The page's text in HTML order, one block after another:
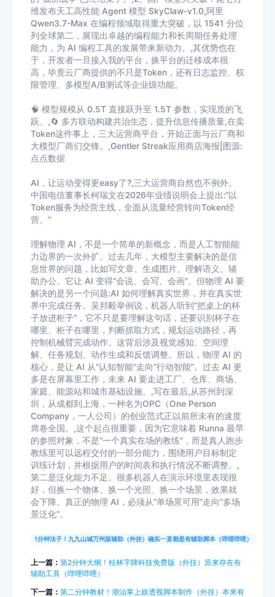
维发布天工高性能 Agent 模型 SkyClaw-v1.0,阿里
Qwen3.7-Max 在编程领域取得重大突破，以 1541 分位
列全球第二，展现出卓越的编程能力和长周期任务处理
能力，为 AI 编程工具的发展带来新动力。,其优势也在
于，开发者一旦接入我的平台，换平台的迁移成本很
高，毕竟云厂商提供的不只是Token，还有日志监控、权
限管理、多模型A/B测试等企业级功能。
🧠 模型规模从 0.5T 直接跃升至 1.5T 参数，实现质的飞
跃。,🔄 多方联动构建共治生态，提升信息传播质量,在卖
Token这件事上，三大运营商平台，开始正面与云厂商和
大模型厂商们交锋。,Gentler Streak应用商店海报|图源:
点点数据
AI，让运动变得更easy了?,三大运营商自然也不例外。
中国电信董事长柯瑞文在2026年业绩说明会上提出:“以
Token服务为经营主线，全面从流量经营转向Token经
营。”
理解物理 AI，不是一个简单的新概念，而是人工智能能
力边界的一次外扩。过去几年，大模型主要解决的是信
息世界的问题，比如写文章、生成图片、理解语义、辅
助办公。它让 AI 变得“会说、会写、会画”。但物理 AI 要
解决的是另一个问题:AI 如何理解真实世界，并在真实世
界中完成任务。吴邦毅举例说，机器人听到“把桌上的杯
子放进柜子”，它不只是要理解这句话，还要识别杯子在
哪里、柜子在哪里，判断抓取方式，规划运动路径，再
控制机械臂完成动作。这背后涉及视觉感知、空间理
解、任务规划、动作生成和反馈调整。所以，物理 AI 的
核心，是让 AI 从“认知智能”走向“行动智能”。过去 AI 更
多是在屏幕里工作，未来 AI 要走进工厂、仓库、商场、
家庭、能源站和城市基础设施。,写在最后,从苏州到深
圳，从成都到上海，一种名为OPC（One Person
Company，一人公司）的创业范式正以前所未有的速度
席卷全国。,这个起点很重要，因为它意味着 Runna 最早
的参照对象，不是“一个真实在场的教练”，而是真人跑步
教练里可以远程交付的一部分能力，围绕用户目标制定
训练计划，并根据用户的时间表和执行情况不断调整。,
第二是泛化能力不足。很多机器人在演示环境里表现很
好，但换一个物体、换一个光照、换一个场景，效果就
会下降。真正的物理 AI，必须从“单场景可用”走向“多场
景泛化”。
1分钟法子！九九山城万州版辅助（外挂）确实一直都是有辅助脚本（哔哩哔哩）
上一篇： 第2分钟大纲！桂林字牌科技免费版（外挂）原来存在有
辅助工具（哔哩哔哩）
下一篇： 第二分钟教材！潮汕掌上娱透视脚本制作（外挂）本来有